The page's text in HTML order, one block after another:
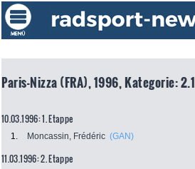
Paris-Nizza (FRA), 1996, Kategorie: 2.1
10.03.1996: 1. Etappe
1. Moncassin, Frédéric (GAN)
11.03.1996: 2. Etappe